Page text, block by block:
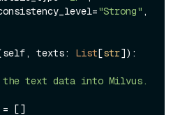
consistency_level=
"Strong" ,
self, texts: List[str]):